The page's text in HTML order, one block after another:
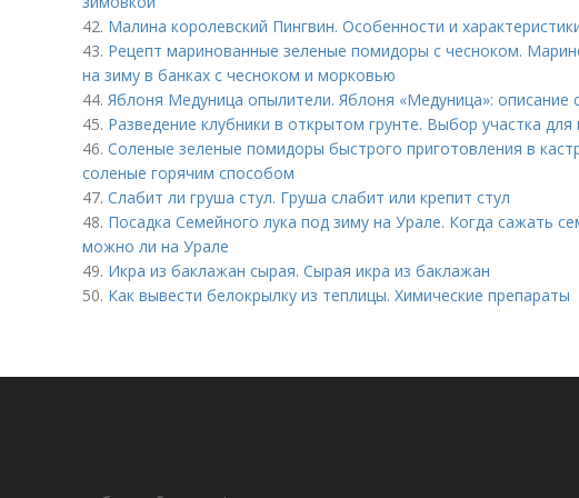
42. Малина королевский Пингвин. Особенности и
43. Рецепт маринованные зеленые помидоры с чесноком.
на зиму в банках с чесноком и морковью
44. Яблоня Медуница опылители. Яблоня «Медуница»:
45. Разведение клубники в открытом грунте. Выбор участка для
46. Соленые зеленые помидоры быстрого приготовления в
соленые горячим способом
47. Слабит ли груша стул. Груша слабит или крепит стул
48. Посадка Семейного лука под зиму на Урале. Когда сажать
можно ли на Урале
49. Икра из баклажан сырая. Сырая икра из баклажан
50. Как вывести белокрылку из теплицы. Химические препараты